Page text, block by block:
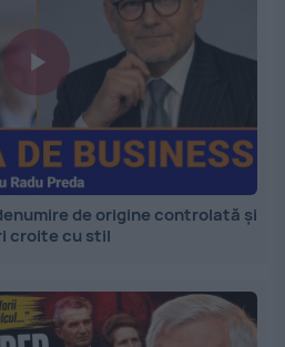
de origine controlată și
croite cu stil